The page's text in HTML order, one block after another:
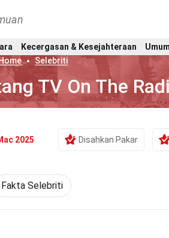
Kecergasan & Kesejahteraan
Home
Selebriti
TV On The
2025 Disahkan Pakar
Fakta Selebriti